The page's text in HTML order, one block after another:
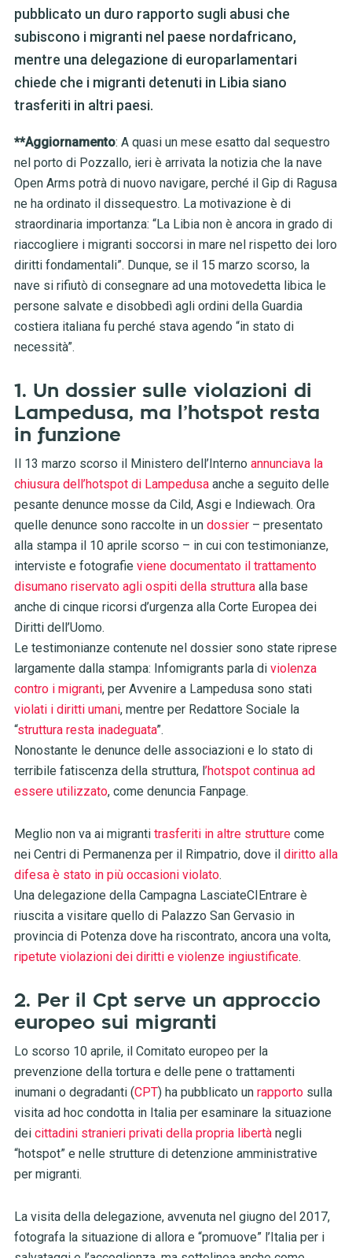
pubblicato un duro rapporto sugli abusi che
subiscono i migranti nel paese nordafricano,
mentre una delegazione di europarlamentari
chiede che i migranti detenuti in Libia siano
trasferiti in altri paesi.
**Aggiornamento: A quasi un mese esatto dal sequestro
nel porto di Pozzallo, ieri è arrivata la notizia che la nave
Open Arms potrà di nuovo navigare, perché il Gip di Ragusa
ne ha ordinato il dissequestro. La motivazione è di
straordinaria importanza: “La Libia non è ancora in grado di
riaccogliere i migranti soccorsi in mare nel rispetto dei loro
diritti fondamentali”. Dunque, se il 15 marzo scorso, la
nave si rifiutò di consegnare ad una motovedetta libica le
persone salvate e disobbedì agli ordini della Guardia
costiera italiana fu perché stava agendo “in stato di
necessità”.
1. Un dossier sulle violazioni di
Lampedusa, ma l’hotspot resta
in funzione
Il 13 marzo scorso il Ministero dell’Interno annunciava la
chiusura dell’hotspot di Lampedusaanche a seguito delle
pesante denunce mosse da Cild, Asgi e Indiewach. Ora
quelle denunce sono raccolte in un dossier– presentato
alla stampa il 10 aprile scorso – in cui con testimonianze,
interviste e fotografie viene documentato il trattamento
disumano riservato agli ospiti della strutturaalla base
anche di cinque ricorsi d’urgenza alla Corte Europea dei
Diritti dell’Uomo.
Le testimonianze contenute nel dossier sono state riprese
largamente dalla stampa: Infomigrants parla di violenza
contro i migranti, per Avvenire a Lampedusa sono stati
violati i diritti umani, mentre per Redattore Sociale la
“struttura resta inadeguata”.
Nonostante le denunce delle associazioni e lo stato di
terribile fatiscenza della struttura, l’hotspot continua ad
essere utilizzato, come denuncia Fanpage.
Meglio non va ai migranti trasferiti in altre strutturecome
nei Centri di Permanenza per il Rimpatrio, dove il diritto alla
difesa è stato in più occasioni violato.
Una delegazione della Campagna LasciateCIEntrare è
riuscita a visitare quello di Palazzo San Gervasio in
provincia di Potenza dove ha riscontrato, ancora una volta,
ripetute violazioni dei diritti e violenze ingiustificate.
2. Per il Cpt serve un approccio
europeo sui migranti
Lo scorso 10 aprile, il Comitato europeo per la
prevenzione della tortura e delle pene o trattamenti
inumani o degradanti (CPT) ha pubblicato un rapportosulla
visita ad hoc condotta in Italia per esaminare la situazione
dei cittadini stranieri privati della propria libertà negli
“hotspot” e nelle strutture di detenzione amministrative
per migranti.
La visita della delegazione, avvenuta nel giugno del 2017,
fotografa la situazione di allora e “promuove” l’Italia per i